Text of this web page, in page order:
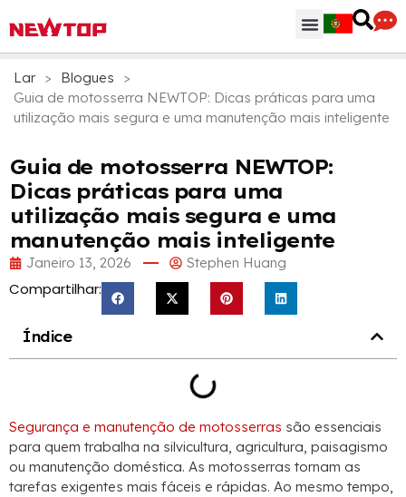
Lar > Blogues
>
Guia de motosserra NEWTOP: Dicas práticas para uma
utilização mais segura e uma manutenção mais inteligente
Guia de motosserra NEWTOP:
Dicas práticas para uma
utilização mais segura e uma
manutenção mais inteligente
Janeiro 13, 2026 Stephen Huang
Compartilhar:
Índice
Segurança e manutenção de motosserras são essenciais
para quem trabalha na silvicultura, agricultura, paisagismo
ou manutenção doméstica. As motosserras tornam as
tarefas exigentes mais fáceis e rápidas. Ao mesmo tempo,